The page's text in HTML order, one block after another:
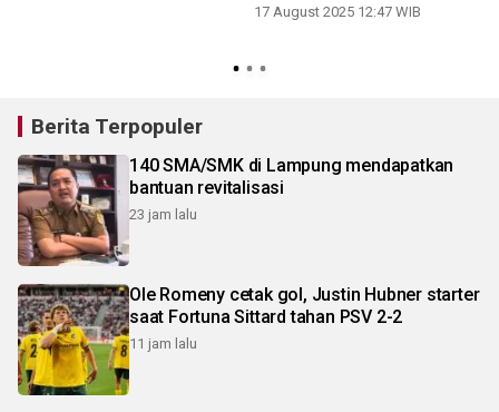
17 August 2025 12:47 WIB
Berita Terpopuler
140 SMA/SMK di Lampung mendapatkan
bantuan revitalisasi
23 jam lalu
Ole Romeny cetak gol, Justin Hubner starter
saat Fortuna Sittard tahan PSV 2-2
11 jam lalu